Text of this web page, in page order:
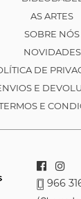
AS ARTES
SOBRE NÓS
NOVIDADES
DE
E
E
966